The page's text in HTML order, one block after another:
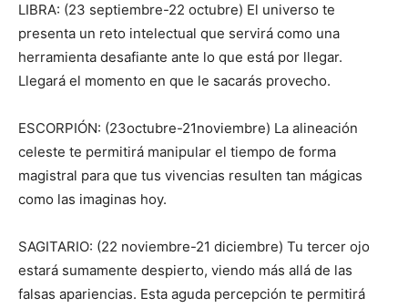
LIBRA: (23 septiembre-22 octubre) El universo te
presenta un reto intelectual que servirá como una
herramienta desafiante ante lo que está por llegar.
Llegará el momento en que le sacarás provecho.
ESCORPIÓN: (23octubre-21noviembre) La alineación
celeste te permitirá manipular el tiempo de forma
magistral para que tus vivencias resulten tan mágicas
como las imaginas hoy.
SAGITARIO: (22 noviembre-21 diciembre) Tu tercer ojo
estará sumamente despierto, viendo más allá de las
falsas apariencias. Esta aguda percepción te permitirá